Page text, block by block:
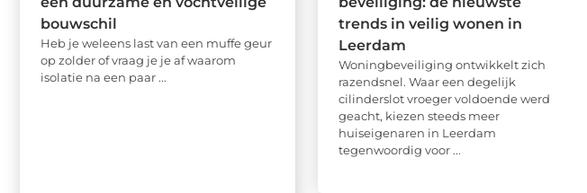
bouwschil
Heb je weleens last van een muffe geur
op zolder of vraag je je af waarom
isolatie na een paar ...
trends in veilig wonen in
Leerdam
Woningbeveiliging ontwikkelt zich
razendsnel. Waar een degelijk
cilinderslot vroeger voldoende werd
geacht, kiezen steeds meer
huiseigenaren in Leerdam
tegenwoordig voor ...